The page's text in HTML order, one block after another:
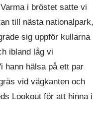
i bröstet satte vi
till nästa nationalpark,
sig uppför kullarna
ibland låg vi
hann hälsa på ett par
vid vägkanten och
Lookout för att hinna i